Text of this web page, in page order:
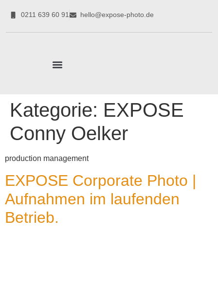
0211 639 60 91 hello@expose-photo.de
Kategorie: EXPOSE
Conny Oelker
production management
EXPOSE Corporate Photo |
Aufnahmen im laufenden
Betrieb.